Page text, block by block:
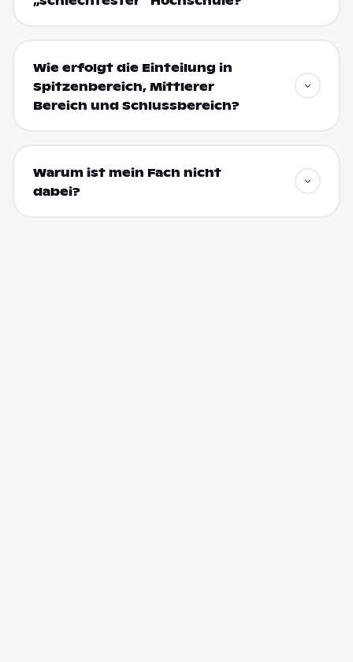
Wie erfolgt die Einteilung in
Spitzenbereich, Mittlerer
Bereich und Schlussbereich?
Warum ist mein Fach nicht
dabei?